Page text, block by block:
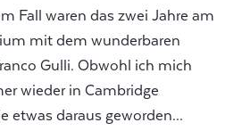
Fall waren das zwei Jahre am
mit dem wunderbaren
Gulli. Obwohl ich mich
wieder in Cambridge
etwas daraus geworden...